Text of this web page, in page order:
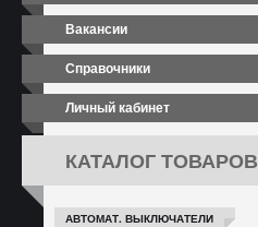
Вакансии
Справочники
Личный кабинет
КАТАЛОГ ТОВАРОВ
АВТОМАТ. ВЫКЛЮЧАТЕЛИ